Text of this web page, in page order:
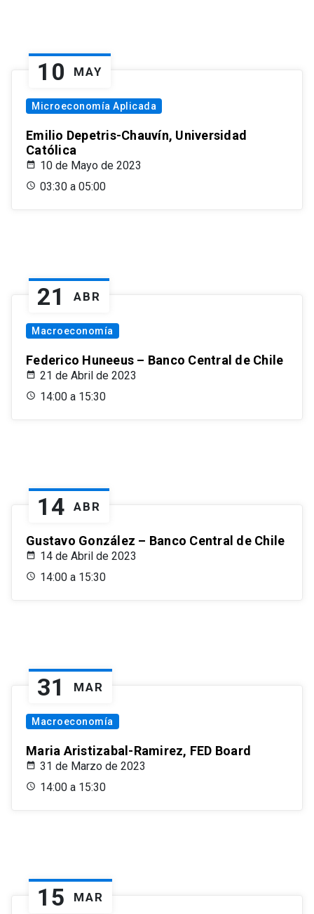
10 MAY
Microeconomía Aplicada
Emilio Depetris-Chauvín, Universidad
Católica
10 de Mayo de 2023
03:30 a 05:00
21 ABR
Macroeconomía
Federico Huneeus – Banco Central de Chile
21 de Abril de 2023
14:00 a 15:30
14 ABR
Gustavo González – Banco Central de Chile
14 de Abril de 2023
14:00 a 15:30
31 MAR
Macroeconomía
Maria Aristizabal-Ramirez, FED Board
31 de Marzo de 2023
14:00 a 15:30
15 MAR